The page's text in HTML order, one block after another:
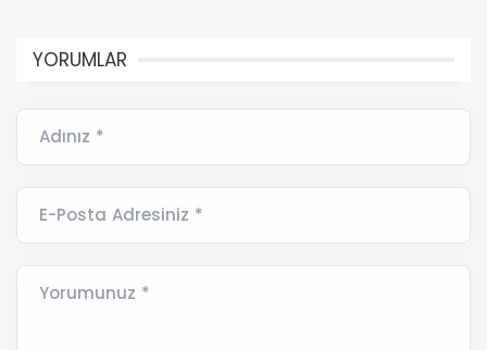
YORUMLAR
Adınız *
E-Posta Adresiniz *
Yorumunuz *